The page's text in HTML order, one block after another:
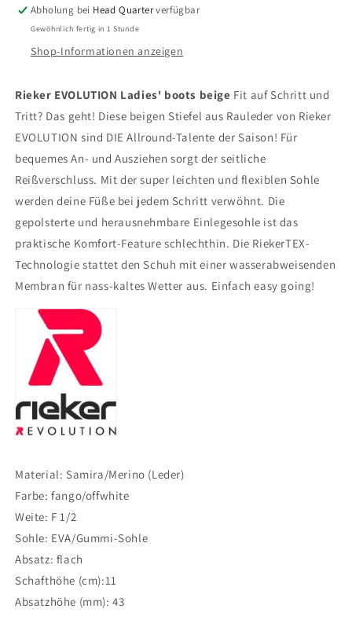
Abholung bei Head Quarterverfügbar
Gewöhnlich fertig in 1 Stunde
Shop-Informationen anzeigen
Rieker EVOLUTION Ladies' boots beige Fit auf Schritt und
Tritt? Das geht! Diese beigen Stiefel aus Rauleder von Rieker
EVOLUTION sind DIE Allround-Talente der Saison! Für
bequemes An- und Ausziehen sorgt der seitliche
Reißverschluss. Mit der super leichten und flexiblen Sohle
werden deine Füße bei jedem Schritt verwöhnt. Die
gepolsterte und herausnehmbare Einlegesohle ist das
praktische Komfort-Feature schlechthin. Die RiekerTEX-
Technologie stattet den Schuh mit einer wasserabweisenden
Membran für nass-kaltes Wetter aus. Einfach easy going!
Material: Samira/Merino (Leder)
Farbe: fango/offwhite
Weite: F 1/2
Sohle: EVA/Gummi-Sohle
Absatz: flach
Schafthöhe (cm):11
Absatzhöhe (mm): 43